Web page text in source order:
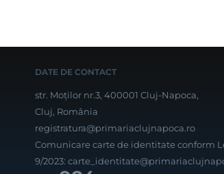
DATE DE CONTACT
str. Moților nr.3, 400001 Cluj-Napoca,
Cluj, România
registratura@primariaclujnapoca.ro
Comunicare carte de identitate conform
9/2023: